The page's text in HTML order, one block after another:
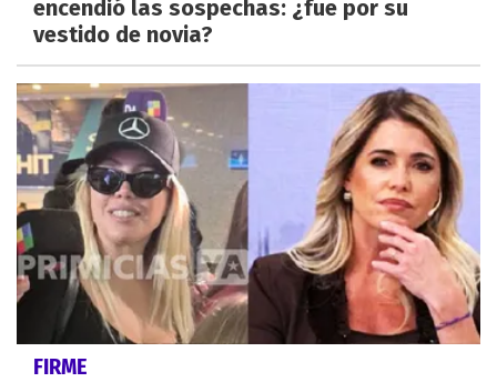
encendió las sospechas: ¿fue por su
vestido de novia?
FIRME